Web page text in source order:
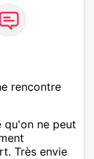
rencontre
qu'on ne peut
Très envie